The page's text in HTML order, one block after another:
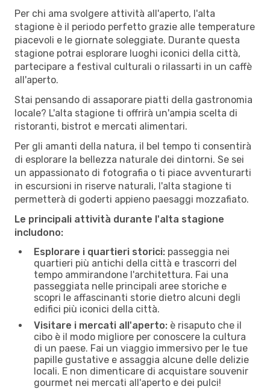
Per chi ama svolgere attività all'aperto, l'alta
stagione è il periodo perfetto grazie alle temperature
piacevoli e le giornate soleggiate. Durante questa
stagione potrai esplorare luoghi iconici della città,
partecipare a festival culturali o rilassarti in un caffè
all'aperto.
Stai pensando di assaporare piatti della gastronomia
locale? L'alta stagione ti offrirà un'ampia scelta di
ristoranti, bistrot e mercati alimentari.
Per gli amanti della natura, il bel tempo ti consentirà
di esplorare la bellezza naturale dei dintorni. Se sei
un appassionato di fotografia o ti piace avventurarti
in escursioni in riserve naturali, l'alta stagione ti
permetterà di goderti appieno paesaggi mozzafiato.
Le principali attività durante l'alta stagione
includono:
Esplorare i quartieri storici: passeggia nei
quartieri più antichi della città e trascorri del
tempo ammirandone l'architettura. Fai una
passeggiata nelle principali aree storiche e
scopri le affascinanti storie dietro alcuni degli
edifici più iconici della città.
Visitare i mercati all'aperto: è risaputo che il
cibo è il modo migliore per conoscere la cultura
di un paese. Fai un viaggio immersivo per le tue
papille gustative e assaggia alcune delle delizie
locali. E non dimenticare di acquistare souvenir
gourmet nei mercati all'aperto e dei pulci!